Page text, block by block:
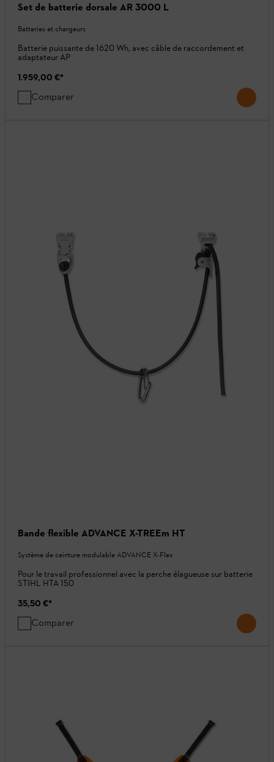
Set de batterie dorsale AR 3000 L
Batteries et chargeurs
Batterie puissante de 1620 Wh, avec câble de raccordement et
adaptateur AP
1.959,00 €*
Comparer
Bande flexible ADVANCE X-TREEm HT
Système de ceinture modulable ADVANCE X-Flex
Pour le travail professionnel avec la perche élagueuse sur batterie
STIHL HTA 150
35,50 €*
Comparer